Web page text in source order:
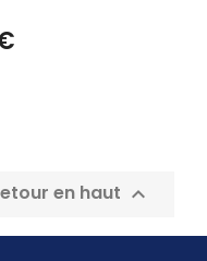
en haut 